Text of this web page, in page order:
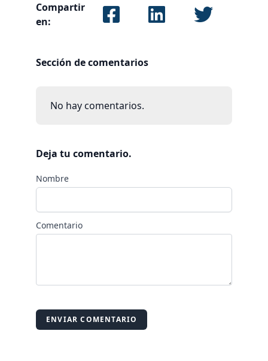
Compartir
en:
Sección de comentarios
No hay comentarios.
Deja tu comentario.
Nombre
Comentario
ENVIAR COMENTARIO